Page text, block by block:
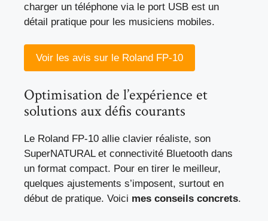
charger un téléphone via le port USB est un
détail pratique pour les musiciens mobiles.
Voir les avis sur le Roland FP-10
Optimisation de l’expérience et
solutions aux défis courants
Le Roland FP-10 allie clavier réaliste, son
SuperNATURAL et connectivité Bluetooth dans
un format compact. Pour en tirer le meilleur,
quelques ajustements s’imposent, surtout en
début de pratique. Voici mes conseils concrets.